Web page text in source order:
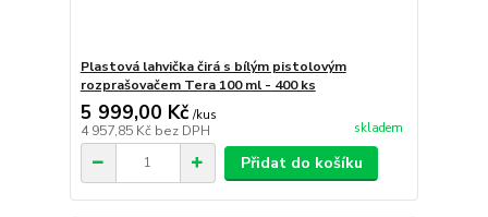
Plastová lahvička čirá s bílým pistolovým
rozprašovačem Tera 100 ml - 400 ks
5 999,00 Kč /kus
4 957,85 Kč bez DPH skladem
Přidat do košíku